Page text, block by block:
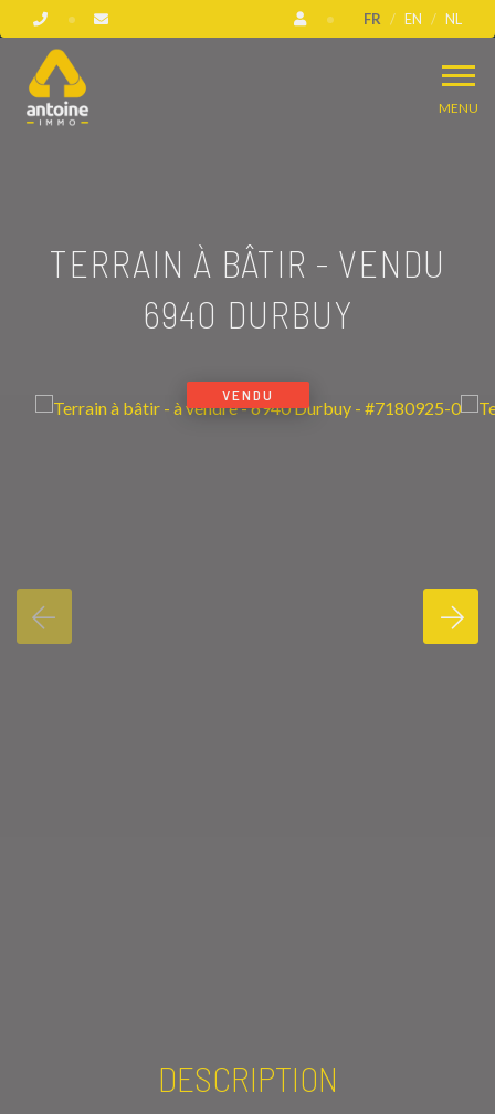
FR EN NL
MENU
TERRAIN À BÂTIR - VENDU
6940 DURBUY
VENDU
DESCRIPTION